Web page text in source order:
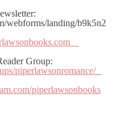
webforms/landing/b9k5n2
Group:
piperlawsonromance/
piperlawsonbooks